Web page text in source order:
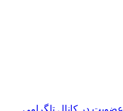
عضویت در کانال تلگرامی